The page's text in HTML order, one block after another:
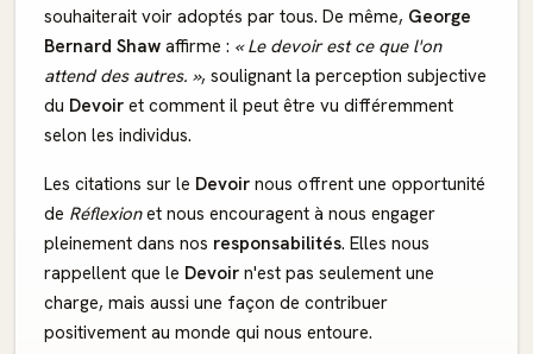
souhaiterait voir adoptés par tous. De même, George
Bernard Shaw affirme : « Le devoir est ce que l'on
attend des autres. », soulignant la perception subjective
du Devoir et comment il peut être vu différemment
selon les individus.
Les citations sur le Devoir nous offrent une opportunité
de Réflexionet nous encouragent à nous engager
pleinement dans nos responsabilités. Elles nous
rappellent que le Devoir n'est pas seulement une
charge, mais aussi une façon de contribuer
positivement au monde qui nous entoure.